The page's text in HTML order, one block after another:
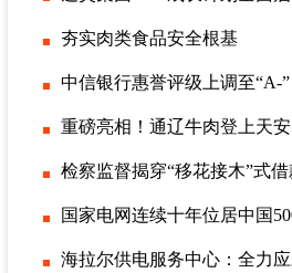
夯实肉类食品安全根基
中信银行惠誉评级上调至“A-”
重磅亮相！通辽牛肉登上天
检察监督揭穿“移花接木”式
国家电网连续十年位居中国
海拉尔供电服务中心：全力